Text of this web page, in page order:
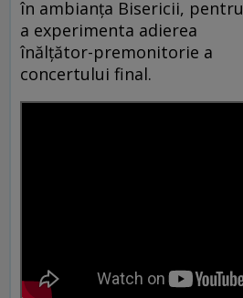
în ambianța Bisericii, pentru
a experimenta adierea
înălțător-premonitorie a
concertului final.